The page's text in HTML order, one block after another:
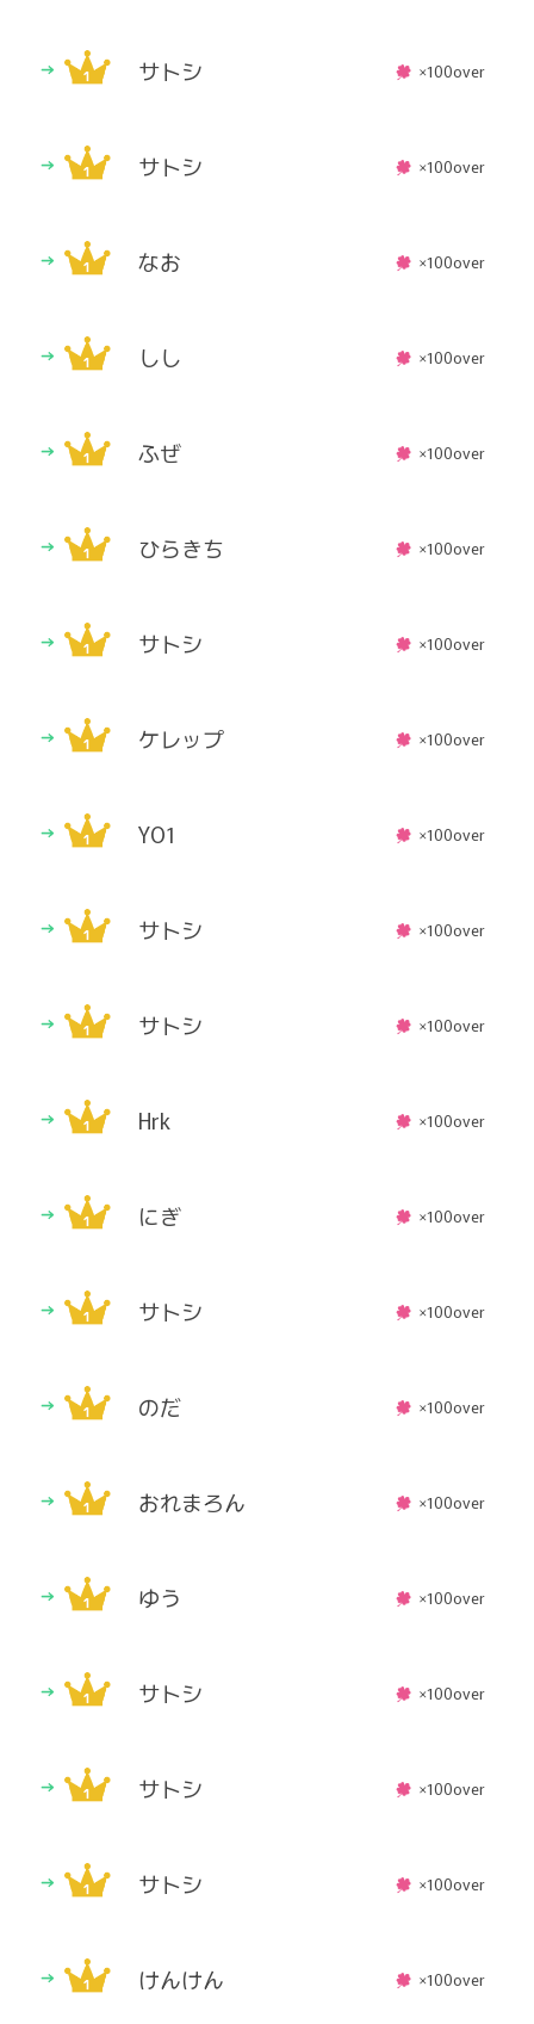
サトシ ×100over
サトシ ×100over
なお ×100over
しし ×100over
ふぜ ×100over
ひらきち ×100over
サトシ ×100over
ケレップ ×100over
YO1 ×100over
サトシ ×100over
サトシ ×100over
Hrk ×100over
にぎ ×100over
サトシ ×100over
のだ ×100over
おれまろん ×100over
ゆう ×100over
サトシ ×100over
サトシ ×100over
サトシ ×100over
けんけん ×100over